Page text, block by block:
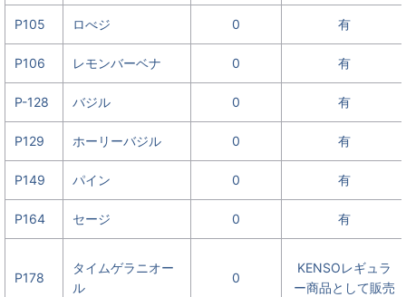
P105 ロべジ 0 有
P106 レモンバーベナ 0 有
P-128 バジル 0 有
P129 ホーリーバジル 0 有
P149 パイン 0 有
P164 セージ 0 有
P178
タイムゲラニオー
ル
0
KENSOレギュラ
ー商品として販売